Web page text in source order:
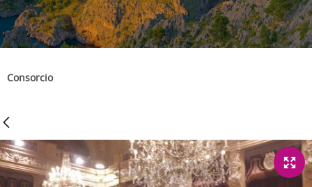
Consorcio